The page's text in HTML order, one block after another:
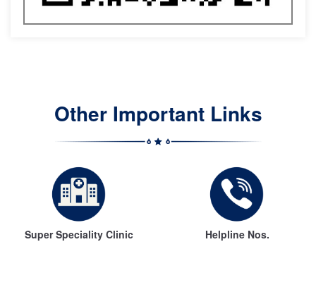
Other Important Links
Super Speciality Clinic Helpline Nos.